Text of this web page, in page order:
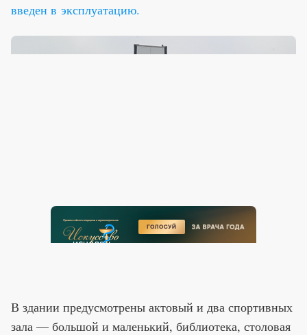
введен в эксплуатацию.
В здании предусмотрены актовый и два спортивных
зала — большой и маленький, библиотека, столовая